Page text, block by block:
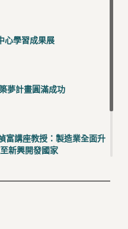
心學習成果展
夢計畫圓滿成功
富講座教授：製造業全面升
新興開發國家